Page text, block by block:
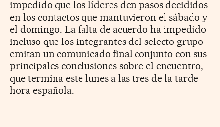
impedido que los líderes den pasos decididos
en los contactos que mantuvieron el sábado y
el domingo. La falta de acuerdo ha impedido
incluso que los integrantes del selecto grupo
emitan un comunicado final conjunto con sus
principales conclusiones sobre el encuentro,
que termina este lunes a las tres de la tarde
hora española.